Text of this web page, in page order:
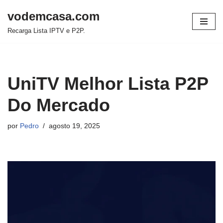
Pular
vodemcasa.com
Recarga Lista IPTV e P2P.
UniTV Melhor Lista P2P
Do Mercado
por Pedro agosto 19, 2025